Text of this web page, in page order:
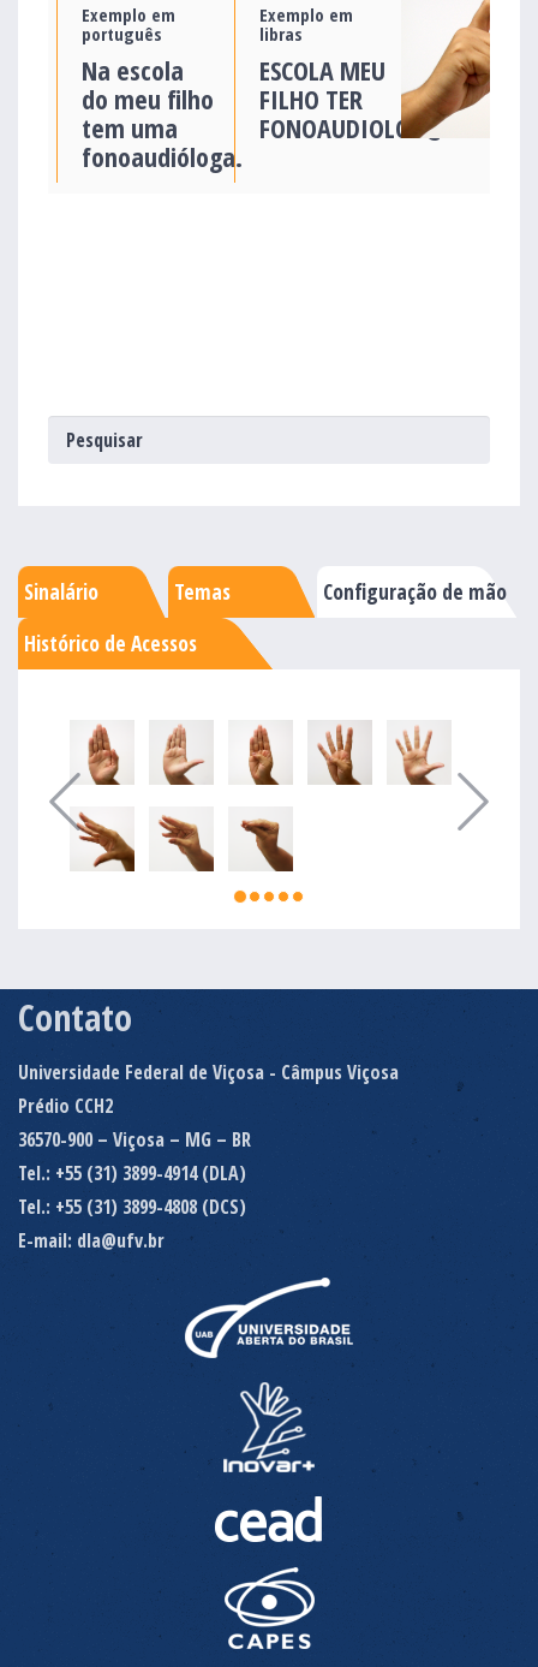
Exemplo em
português
Na escola
do meu filho
tem uma
fonoaudióloga.
Exemplo em
libras
ESCOLA MEU
FILHO TER
FONOAUDIOLOG@
Sinalário Temas
Configuração de mão
Histórico de Acessos
Contato
Universidade Federal de Viçosa - Câmpus Viçosa
Prédio CCH2
36570-900 – Viçosa – MG – BR
Tel.: +55 (31) 3899-4914 (DLA)
Tel.: +55 (31) 3899-4808 (DCS)
E-mail: dla@ufv.br